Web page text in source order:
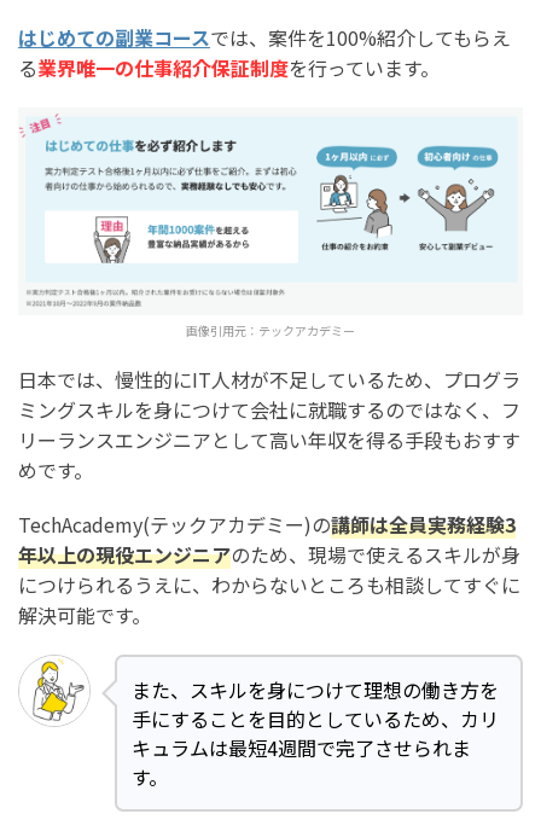
はじめての副業コースでは、案件を100%紹介してもらえ
る業界唯一の仕事紹介保証制度を行っています。
画像引用元： テックアカデミー
日本では、慢性的にIT人材が不足しているため、プログラ
ミングスキルを身につけて会社に就職するのではなく、フ
リーランスエンジニアとして高い年収を得る手段もおすす
めです。
TechAcademy(テックアカデミー)の講師は全員実務経験3
年以上の現役エンジニアのため、現場で使えるスキルが身
につけられるうえに、わからないところも相談してすぐに
解決可能です。
また、スキルを身につけて理想の働き方を
手にすることを目的としているため、カリ
キュラムは最短4週間で完了させられま
す。